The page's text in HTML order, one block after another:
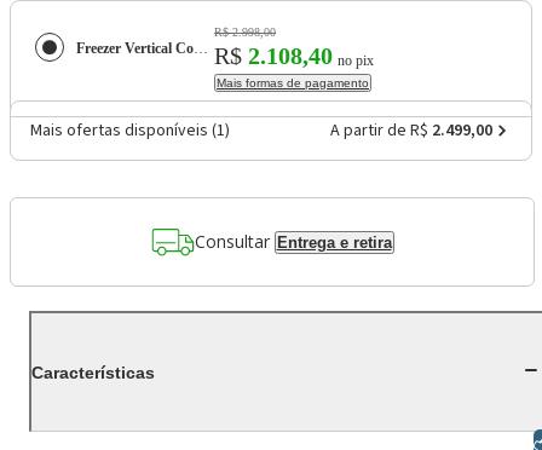
Freezer Vertical Consul 121L CVU18GBBNA - 220 volts
R$ 2.998,00
R$ 2.108,40 no pix
Mais formas de pagamento
Mais ofertas disponíveis (1) A partir de R$ 2.499,00
Consultar Entrega e retira
Características